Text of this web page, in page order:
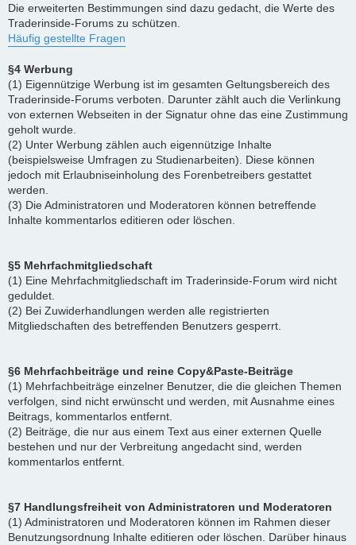
Die erweiterten Bestimmungen sind dazu gedacht, die Werte des
Traderinside-Forums zu schützen.
Häufig gestellte Fragen
§4 Werbung
(1) Eigennützige Werbung ist im gesamten Geltungsbereich des
Traderinside-Forums verboten. Darunter zählt auch die Verlinkung
von externen Webseiten in der Signatur ohne das eine Zustimmung
geholt wurde.
(2) Unter Werbung zählen auch eigennützige Inhalte
(beispielsweise Umfragen zu Studienarbeiten). Diese können
jedoch mit Erlaubniseinholung des Forenbetreibers gestattet
werden.
(3) Die Administratoren und Moderatoren können betreffende
Inhalte kommentarlos editieren oder löschen.
§5 Mehrfachmitgliedschaft
(1) Eine Mehrfachmitgliedschaft im Traderinside-Forum wird nicht
geduldet.
(2) Bei Zuwiderhandlungen werden alle registrierten
Mitgliedschaften des betreffenden Benutzers gesperrt.
§6 Mehrfachbeiträge und reine Copy&Paste-Beiträge
(1) Mehrfachbeiträge einzelner Benutzer, die die gleichen Themen
verfolgen, sind nicht erwünscht und werden, mit Ausnahme eines
Beitrags, kommentarlos entfernt.
(2) Beiträge, die nur aus einem Text aus einer externen Quelle
bestehen und nur der Verbreitung angedacht sind, werden
kommentarlos entfernt.
§7 Handlungsfreiheit von Administratoren und Moderatoren
(1) Administratoren und Moderatoren können im Rahmen dieser
Benutzungsordnung Inhalte editieren oder löschen. Darüber hinaus